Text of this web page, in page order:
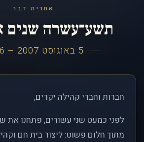
אחרית דבר
תשע־עשרה שנים
5 באוגוסט 2007 – 2026
חברות וחברי קהילה יקרים,
מתוך חלום פשוט: ליצור בית חם